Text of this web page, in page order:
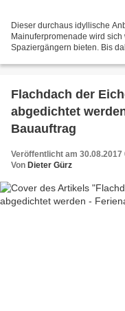
Dieser durchaus idyllische
Mainuferpromenade wird
Spaziergängern bieten. Bis
Flachdach der
abgedichtet
Bauauftrag
Veröffentlicht am 30.08.2017
Von Dieter Gürz